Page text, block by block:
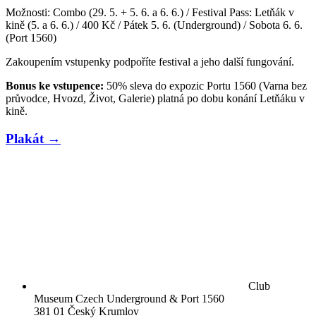
Možnosti: Combo (29. 5. + 5. 6. a 6. 6.) / Festival Pass: Letňák v
kině (5. a 6. 6.) / 400 Kč / Pátek 5. 6. (Underground) / Sobota 6. 6.
(Port 1560)
Zakoupením vstupenky podpoříte festival a jeho další fungování.
Bonus ke vstupence: 50% sleva do expozic Portu 1560 (Varna bez
průvodce, Hvozd, Život, Galerie) platná po dobu konání Letňáku v
kině.
Plakát →
Club
Museum Czech Underground & Port 1560
381 01 Český Krumlov